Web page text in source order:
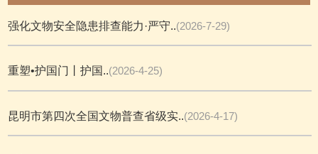
强化文物安全隐患排查能力·严守..(2026-7-29)
重塑•护国门丨护国..(2026-4-25)
昆明市第四次全国文物普查省级实..(2026-4-17)